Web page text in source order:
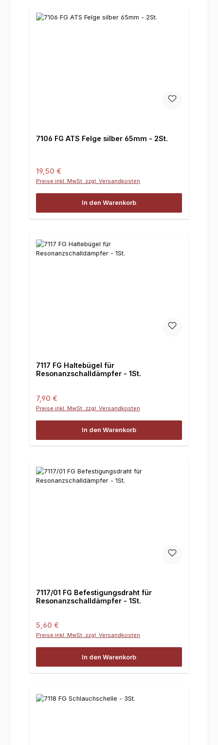
7106 FG ATS Felge silber 65mm - 2St.
Regulärer Preis:
19,50 €
Preise inkl. MwSt. zzgl. Versandkosten
In den Warenkorb
7117 FG Haltebügel für
Resonanzschalldämpfer - 1St.
Regulärer Preis:
7,90 €
Preise inkl. MwSt. zzgl. Versandkosten
In den Warenkorb
7117/01 FG Befestigungsdraht für
Resonanzschalldämpfer - 1St.
Regulärer Preis:
5,60 €
Preise inkl. MwSt. zzgl. Versandkosten
In den Warenkorb